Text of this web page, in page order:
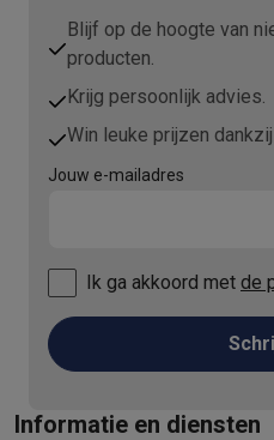
Blijf op de hoogte van
producten.
Krijg persoonlijk advies.
Win leuke prijzen
Jouw e-mailadres
Ik ga akkoord met de
Informatie en diensten